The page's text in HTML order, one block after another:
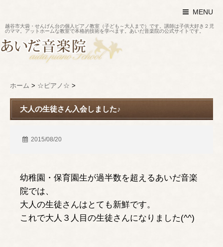
MENU
越谷市大袋・せんげん台の個人ピアノ教室（子ども～大人まで）です。講師は子供大好き２児
のママ。アットホームな教室で本格的技術を学べます。あいだ音楽院の公式サイトです。
ホーム > ☆ピアノ☆ >
大人の生徒さん入会しました♪
2015/08/20
幼稚園・保育園生が過半数を超えるあいだ音楽
院では、
大人の生徒さんはとても新鮮です。
これで大人３人目の生徒さんになりました(^^)